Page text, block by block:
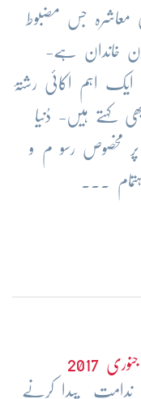
جس مضبوط
خاندان ہے-
ایک اہم اکائی رشتۂ
کہتے ہیں- دُنیا
مخصوص رسو م و
...
جنوری 2017
ندامت پیدا کرنے